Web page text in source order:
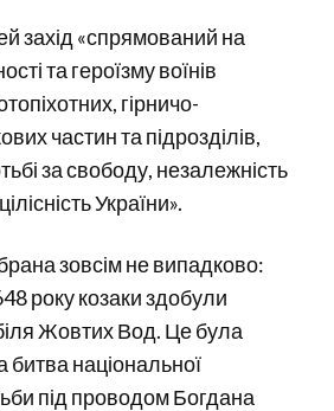
захід «спрямований на
та героїзму воїнів
гірничо-
частин та підрозділів,
за свободу, незалежність
України».
зовсім не випадково:
року козаки здобули
Жовтих Вод. Це була
національної
під проводом Богдана